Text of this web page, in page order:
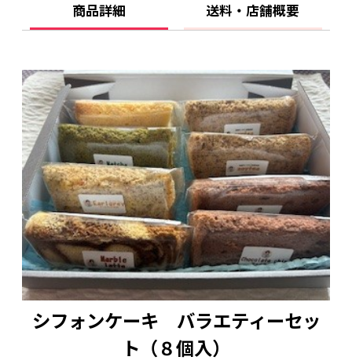
商品詳細 送料・店舗概要
シフォンケーキ バラエティーセッ
ト（８個入）